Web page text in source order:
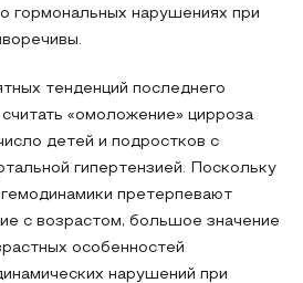
гормональных нарушениях при
тенденций последнего
«омоложение» цирроза
детей и подростков с
гипертензией. Поскольку
претерпевают
с возрастом, большое значение
особенностей
нарушений при